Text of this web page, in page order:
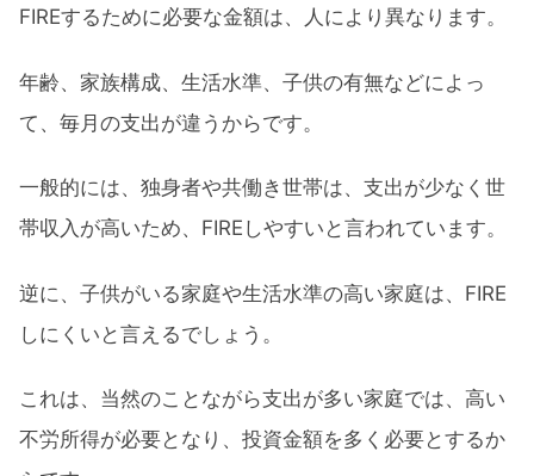
FIREするために必要な金額は、人により異なります。
年齢、家族構成、生活水準、子供の有無などによっ
て、毎月の支出が違うからです。
一般的には、独身者や共働き世帯は、支出が少なく世
帯収入が高いため、FIREしやすいと言われています。
逆に、子供がいる家庭や生活水準の高い家庭は、FIRE
しにくいと言えるでしょう。
これは、当然のことながら支出が多い家庭では、高い
不労所得が必要となり、投資金額を多く必要とするか